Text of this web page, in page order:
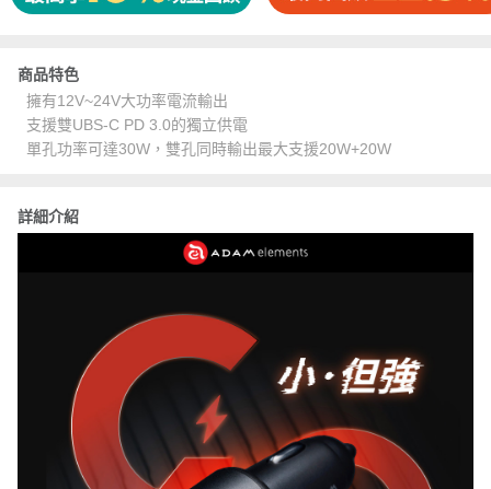
商品特色
擁有12V~24V大功率電流輸出
支援雙UBS-C PD 3.0的獨立供電
單孔功率可達30W，雙孔同時輸出最大支援20W+20W
詳細介紹